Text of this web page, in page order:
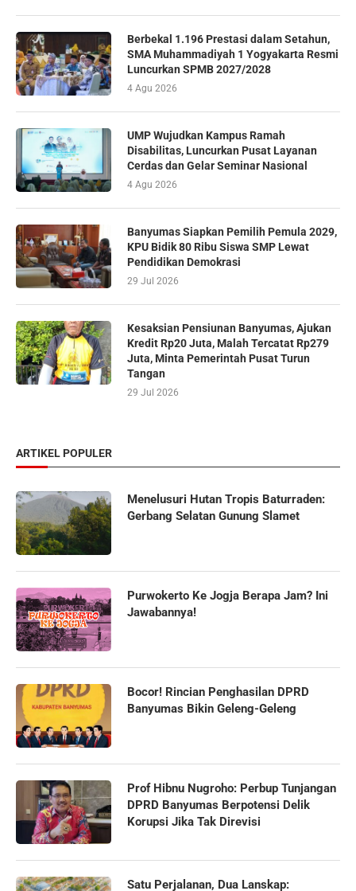
Berbekal 1.196 Prestasi dalam Setahun,
SMA Muhammadiyah 1 Yogyakarta Resmi
Luncurkan SPMB 2027/2028
4 Agu 2026
UMP Wujudkan Kampus Ramah
Disabilitas, Luncurkan Pusat Layanan
Cerdas dan Gelar Seminar Nasional
4 Agu 2026
Banyumas Siapkan Pemilih Pemula 2029,
KPU Bidik 80 Ribu Siswa SMP Lewat
Pendidikan Demokrasi
29 Jul 2026
Kesaksian Pensiunan Banyumas, Ajukan
Kredit Rp20 Juta, Malah Tercatat Rp279
Juta, Minta Pemerintah Pusat Turun
Tangan
29 Jul 2026
ARTIKEL POPULER
Menelusuri Hutan Tropis Baturraden:
Gerbang Selatan Gunung Slamet
Purwokerto Ke Jogja Berapa Jam? Ini
Jawabannya!
Bocor! Rincian Penghasilan DPRD
Banyumas Bikin Geleng-Geleng
Prof Hibnu Nugroho: Perbup Tunjangan
DPRD Banyumas Berpotensi Delik
Korupsi Jika Tak Direvisi
Satu Perjalanan, Dua Lanskap: